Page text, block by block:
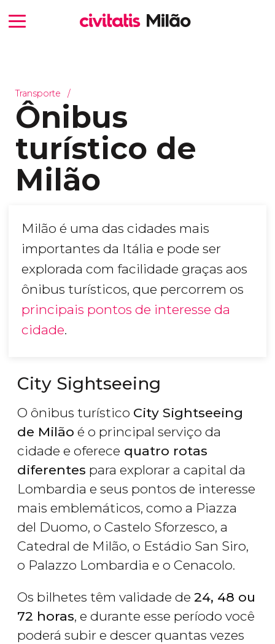
Transporte
Ônibus
turístico de
Milão
Milão é uma das cidades mais
importantes da Itália e pode ser
explorada com facilidade graças aos
ônibus turísticos, que percorrem os
principais pontos de interesse da
cidade.
City Sightseeing
O ônibus turístico City Sightseeing
de Milão é o principal serviço da
cidade e oferece quatro rotas
diferentes para explorar a capital da
Lombardia e seus pontos de interesse
mais emblemáticos, como a Piazza
del Duomo, o Castelo Sforzesco, a
Catedral de Milão, o Estádio San Siro,
o Palazzo Lombardia e o Cenacolo.
Os bilhetes têm validade de 24, 48 ou
72 horas, e durante esse período você
poderá subir e descer quantas vezes